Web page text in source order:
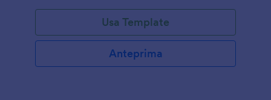
Usa Template
Anteprima